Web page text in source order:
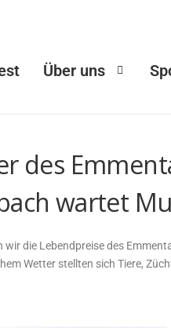
Über uns
des
wartet
die Lebendpreise des
Wetter stellten sich Tiere,